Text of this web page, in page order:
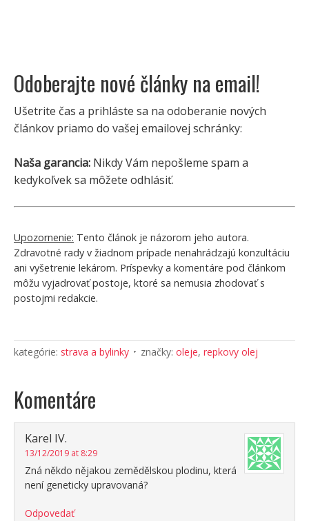
Odoberajte nové články na email!
Ušetrite čas a prihláste sa na odoberanie nových
článkov priamo do vašej emailovej schránky:
Naša garancia: Nikdy Vám nepošleme spam a
kedykoľvek sa môžete odhlásiť.
Upozornenie: Tento článok je názorom jeho autora.
Zdravotné rady v žiadnom prípade nenahrádzajú konzultáciu
ani vyšetrenie lekárom. Príspevky a komentáre pod článkom
môžu vyjadrovať postoje, ktoré sa nemusia zhodovať s
postojmi redakcie.
kategórie: strava a bylinky značky: oleje, repkovy olej
Komentáre
Karel IV.
13/12/2019 at 8:29
Zná někdo nějakou zemědělskou plodinu, která
není geneticky upravovaná?
Odpovedať